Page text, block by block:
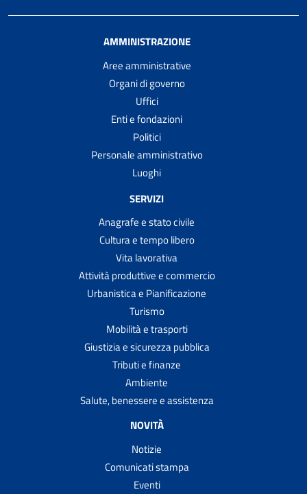
AMMINISTRAZIONE
Aree amministrative
Organi di governo
Uffici
Enti e fondazioni
Politici
Personale amministrativo
Luoghi
SERVIZI
Anagrafe e stato civile
Cultura e tempo libero
Vita lavorativa
Attività produttive e commercio
Urbanistica e Pianificazione
Turismo
Mobilità e trasporti
Giustizia e sicurezza pubblica
Tributi e finanze
Ambiente
Salute, benessere e assistenza
NOVITÀ
Notizie
Comunicati stampa
Eventi